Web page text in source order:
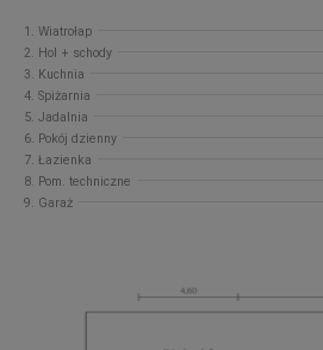
1. Wiatrołap
2. Hol + schody
3. Kuchnia
4. Spiżarnia
5. Jadalnia
6. Pokój dzienny
7. Łazienka
8. Pom. techniczne
9. Garaż